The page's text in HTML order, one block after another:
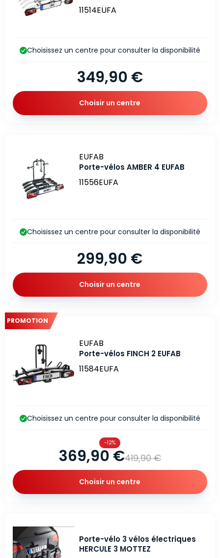
11514EUFA
349,90 €
Choisissez un centre pour consulter la disponibilité
Choisir un centre
Marque
EUFAB
Porte-vélos AMBER 4 EUFAB
11556EUFA
299,90 €
Choisissez un centre pour consulter la disponibilité
Choisir un centre
PROMOTION
Marque
EUFAB
Porte-vélos FINCH 2 EUFAB
11584EUFA
369,90 €419,90 €
-12%
Choisissez un centre pour consulter la disponibilité
Choisir un centre
Porte-vélo 3 vélos électriques
HERCULE 3 MOTTEZ